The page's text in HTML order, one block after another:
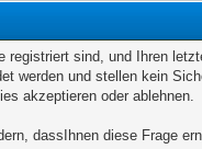
sind, und Ihren
werden und stellen kein
akzeptieren oder ablehnen.
dassIhnen diese Frage